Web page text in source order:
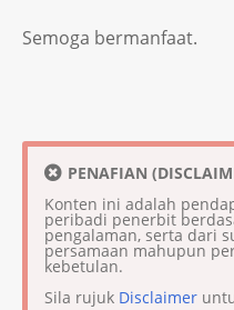
Semoga bermanfaat.
PENAFIAN
Konten ini adalah
peribadi penerbit
pengalaman, serta dari
persamaan mahupun
kebetulan.
Sila rujuk Disclaimer